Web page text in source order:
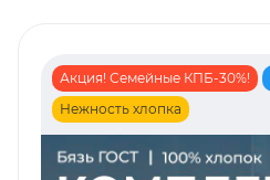
Акция! Семейные КПБ-30%!
Нежность хлопка